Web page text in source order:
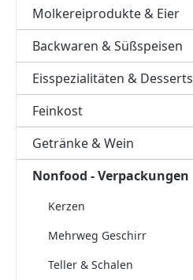
Molkereiprodukte & Eier
Backwaren & Süßspeisen
Eisspezialitäten & Desserts
Feinkost
Getränke & Wein
Nonfood - Verpackungen
Kerzen
Mehrweg Geschirr
Teller & Schalen